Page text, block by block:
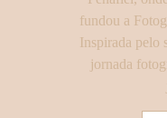
fundou a
Inspirada pelo
jornada